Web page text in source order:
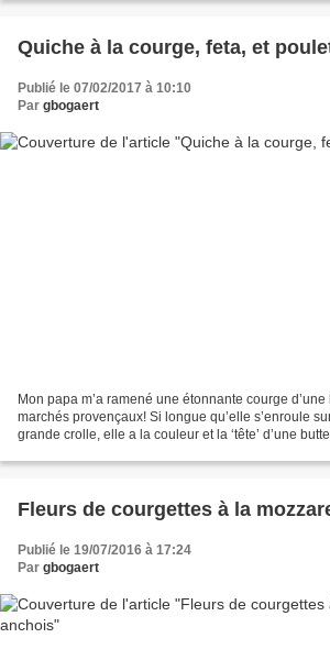
Quiche à la courge, feta, et
Publié le 07/02/2017 à 10:10
Par gbogaert
Mon papa m’a ramené une étonnante courge
marchés provençaux! Si longue qu’elle s’enroule
grande crolle, elle a la couleur et la ‘tête’ d’une
Fleurs de courgettes à la
Publié le 19/07/2016 à 17:24
Par gbogaert